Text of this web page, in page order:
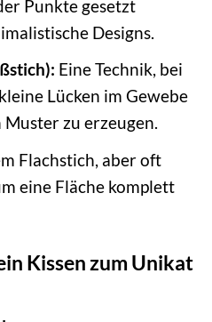
Punkte gesetzt
Designs.
Eine Technik, bei
Lücken im Gewebe
zu erzeugen.
Flachstich, aber oft
eine Fläche komplett
Kissen zum Unikat